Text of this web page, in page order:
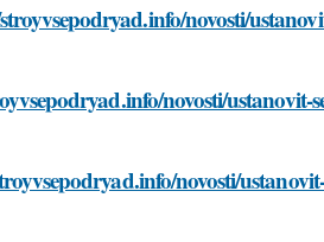
novosti/
novosti/ustanovit-
novosti/